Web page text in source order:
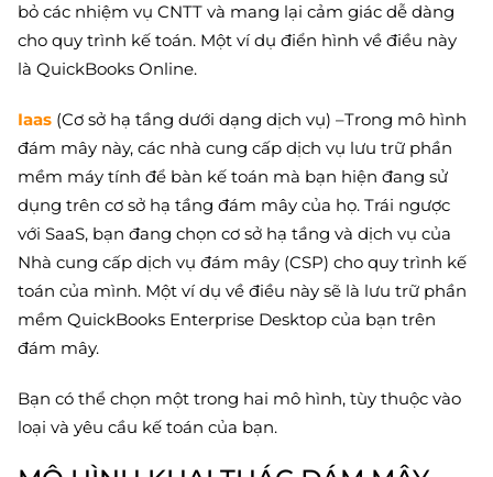
bỏ các nhiệm vụ CNTT và mang lại cảm giác dễ dàng
cho quy trình kế toán. Một ví dụ điển hình về điều này
là QuickBooks Online.
Iaas (Cơ sở hạ tầng dưới dạng dịch vụ) –Trong mô hình
đám mây này, các nhà cung cấp dịch vụ lưu trữ phần
mềm máy tính để bàn kế toán mà bạn hiện đang sử
dụng trên cơ sở hạ tầng đám mây của họ. Trái ngược
với SaaS, bạn đang chọn cơ sở hạ tầng và dịch vụ của
Nhà cung cấp dịch vụ đám mây (CSP) cho quy trình kế
toán của mình. Một ví dụ về điều này sẽ là lưu trữ phần
mềm QuickBooks Enterprise Desktop của bạn trên
đám mây.
Bạn có thể chọn một trong hai mô hình, tùy thuộc vào
loại và yêu cầu kế toán của bạn.